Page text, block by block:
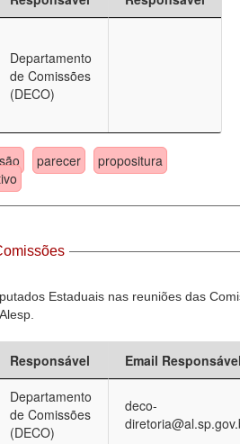
Departamento
de Comissões
(DECO)
parecer
propositura
Estaduais nas reuniões das
Responsável
Email
Departamento
de Comissões
(DECO)
deco-